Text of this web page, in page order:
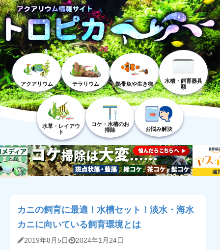
アクアリウム テラリウム 熱帯魚や生き物
水槽・飼育器具
類
水草・レイアウ
ト
コケ・水槽のお
掃除
お悩み解決
カニの飼育に最適！水槽セット！淡水・海水
カニに向いている飼育環境とは
2019年8月5日 2024年1月24日